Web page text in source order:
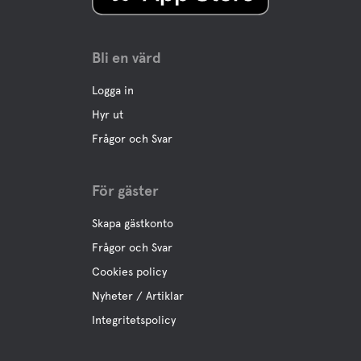
Har en licens att skänka
Osensjøen med en av inlands finaste och längsta
Båtuthyrning
Pedalbåtar
Bli en värd
Logga in
Hyr ut
Frågor och Svar
För gäster
Skapa gästkonto
Frågor och Svar
Cookies policy
Nyheter / Artiklar
Integritetspolicy